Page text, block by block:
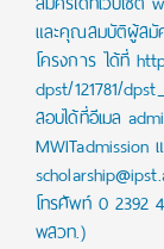
และคุณสมบัติผู้สมั
โครงการ ได้ที่
dpst/121781/
สอบได้ที่อีเมล
MWITadmission
โทรศัพท์ 0 2392
พสวท.)